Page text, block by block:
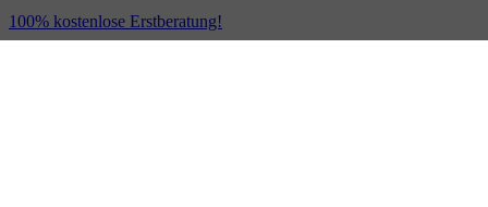
100% kostenlose Erstberatung!